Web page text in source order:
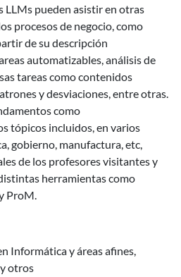
LLMs pueden asistir en otras
procesos de negocio, como
de su descripción
automatizables, análisis de
tareas como contenidos
y desviaciones, entre otras.
como
tópicos incluidos, en varios
gobierno, manufactura, etc,
de los profesores visitantes y
herramientas como
ProM.
Informática y áreas afines,
otros